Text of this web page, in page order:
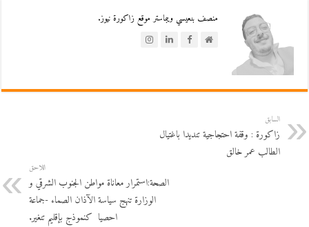
منصف بنعيسي ويبماستر موقع زاكورة نيوز.
السابق
زاكورة : وقفة احتجاجية تنديدا باغتيال
الطالب عمر خالق
اللاحق
الصحة:استمرار معاناة مواطن الجنوب الشرقي و
الوزارة تنهج سياسة الآذان الصماء -جماعة
احصيا كنموذج بإقليم تنغير.